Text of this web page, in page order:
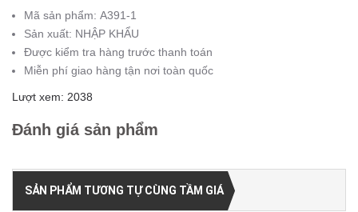
Mã sản phẩm: A391-1
Sản xuất: NHẬP KHẨU
Được kiểm tra hàng trước thanh toán
Miễn phí giao hàng tận nơi toàn quốc
Lượt xem: 2038
Đánh giá sản phẩm
SẢN PHẨM TƯƠNG TỰ CÙNG TẦM GIÁ